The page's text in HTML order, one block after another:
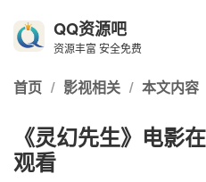
QQ资源吧
资源丰富 安全免费
首页 / 影视相关 / 本文内容
《灵幻先生》电影
观看